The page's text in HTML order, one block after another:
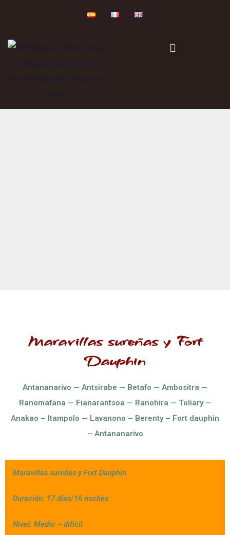
Maravillas sureñas y Fort
Dauphin
Antananarivo — Antsirabe — Betafo — Ambositra —
Ranomafana — Fianarantsoa — Ranohira — Toliary —
Anakao – Itampolo — Lavanono – Berenty – Fort dauphin
– Antananarivo
Maravillas sureñas y Fort Dauphin
Duración: 17 días/16 noches
Nivel: Medio – difícil